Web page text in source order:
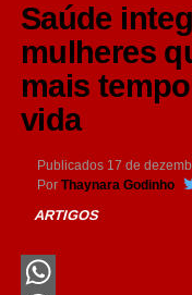
Saúde
mulheres
mais
vida
Publicados 17 de
Por Thaynara Godinho
ARTIGOS